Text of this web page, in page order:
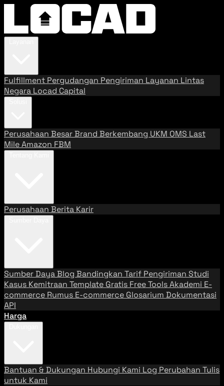
Fulfillment Pergudangan Pengiriman Layanan Lintas
Negara Locad Capital
Perusahaan BesarBrand Berkembang UKM OMS Last
MileAmazon FBM
Perusahaan Berita Karir
Sumber DayaBlog Bandingkan Tarif Pengiriman Studi
Kasus Kemitraan Template Gratis Free ToolsAkademi E-
commerce Rumus E-commerce Glosarium Dokumentasi
API
Harga
Bantuan & Dukungan Hubungi Kami Log Perubahan Tulis
untuk Kami